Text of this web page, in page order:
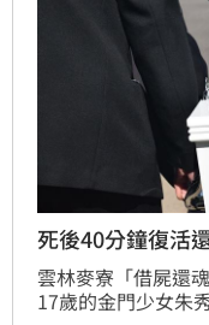
死後40分鐘復活
雲林麥寮「借屍還
17歲的金門少女朱